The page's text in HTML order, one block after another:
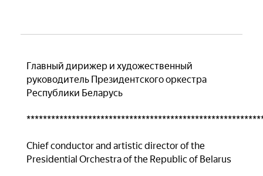
Главный дирижер и художественный
руководитель Президентского оркестра
Республики Беларусь
Chief conductor and artistic director of the
Presidential Orchestra of the Republic of Belarus